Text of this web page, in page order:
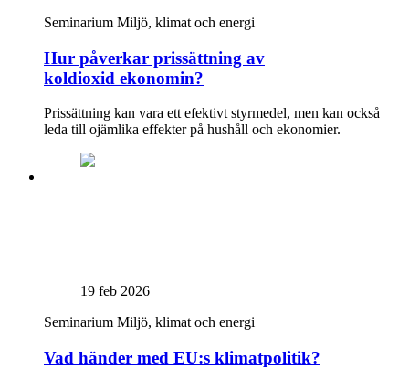
Seminarium Miljö, klimat och energi
Hur påverkar prissättning av
koldioxid ekonomin?
Prissättning kan vara ett efektivt styrmedel, men kan också
leda till ojämlika effekter på hushåll och ekonomier.
19 feb 2026
Seminarium Miljö, klimat och energi
Vad händer med EU:s klimatpolitik?